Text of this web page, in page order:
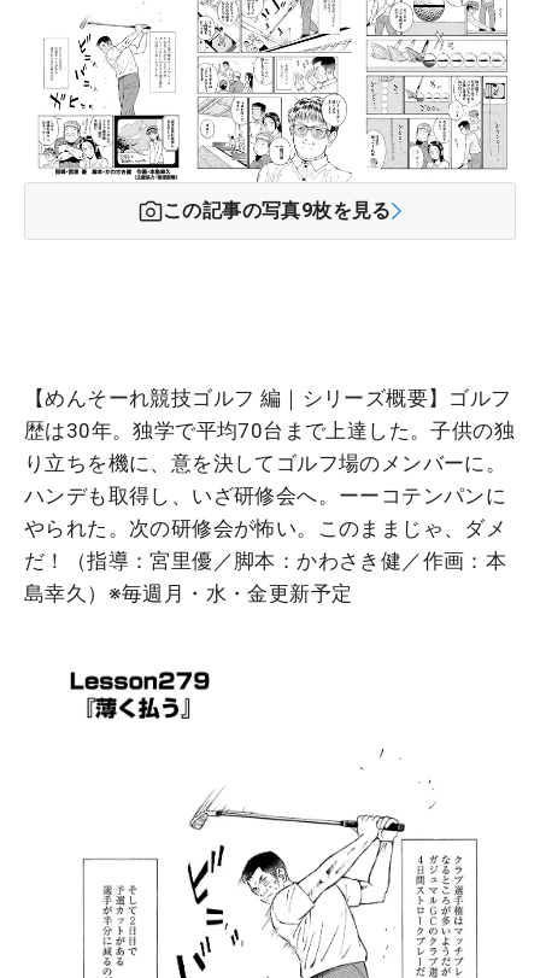
この記事の写真9枚を見る
【めんそーれ競技ゴルフ 編｜シリーズ概要】ゴルフ
歴は30年。独学で平均70台まで上達した。子供の独
り立ちを機に、意を決してゴルフ場のメンバーに。
ハンデも取得し、いざ研修会へ。ーーコテンパンに
やられた。次の研修会が怖い。このままじゃ、ダメ
だ！（指導：宮里優／脚本：かわさき健／作画：本
島幸久）※毎週月・水・金更新予定